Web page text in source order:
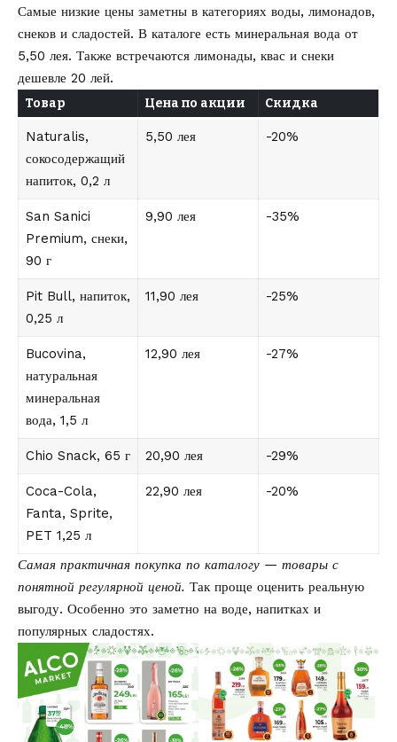
Самые низкие цены заметны в категориях воды, лимонадов,
снеков и сладостей. В каталоге есть минеральная вода от
5,50 лея. Также встречаются лимонады, квас и снеки
дешевле 20 лей.
Товар Цена по акции Скидка
Naturalis,
сокосодержащий
напиток, 0,2 л
5,50 лея -20%
San Sanici
Premium, снеки,
90 г
9,90 лея -35%
Pit Bull, напиток,
0,25 л
11,90 лея -25%
Bucovina,
натуральная
минеральная
вода, 1,5 л
12,90 лея -27%
Chio Snack, 65 г 20,90 лея -29%
Coca-Cola,
Fanta, Sprite,
PET 1,25 л
22,90 лея -20%
Самая практичная покупка по каталогу — товары с
понятной регулярной ценой. Так проще оценить реальную
выгоду. Особенно это заметно на воде, напитках и
популярных сладостях.